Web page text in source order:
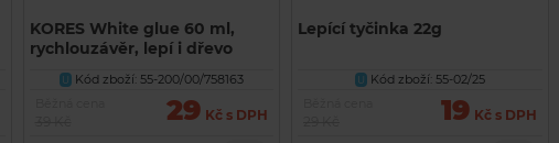
KORES White glue 60 ml,
rychlouzávěr, lepí i dřevo
U Kód zboží: 55-200/00/758163
29 Kč s DPH
Lepící tyčinka 22g
U Kód zboží: 55-02/25
19 Kč s DPH